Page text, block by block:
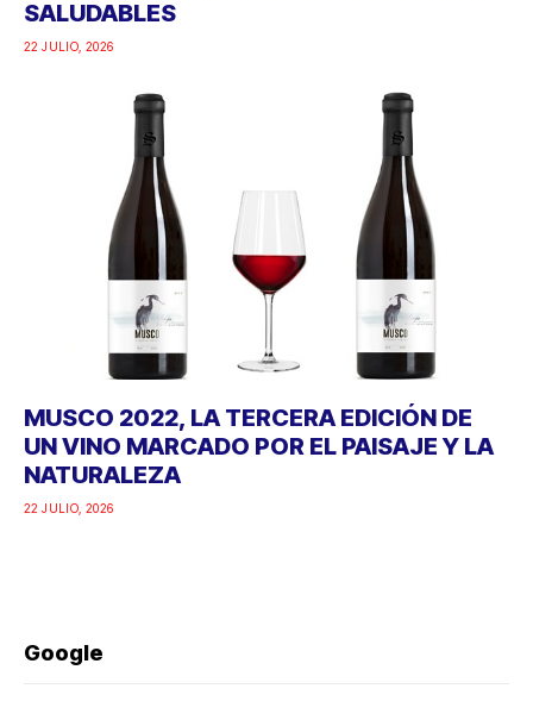
SALUDABLES
22 JULIO, 2026
MUSCO 2022, LA TERCERA EDICIÓN DE
UN VINO MARCADO POR EL PAISAJE Y LA
NATURALEZA
22 JULIO, 2026
Google